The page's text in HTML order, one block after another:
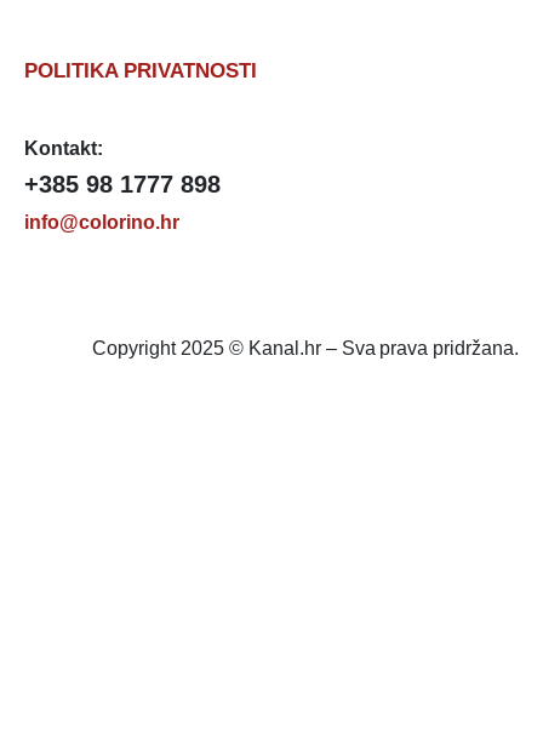
POLITIKA PRIVATNOSTI
Kontakt:
+385 98 1777 898
info@colorino.hr
Copyright 2025 © Kanal.hr – Sva prava pridržana.